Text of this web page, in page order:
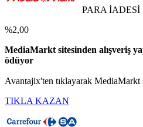
PARA İADESİ
%2,00
MediaMarkt sitesinden alışveriş
ödüyor
Avantajix'ten tıklayarak MediaMarkt
TIKLA KAZAN